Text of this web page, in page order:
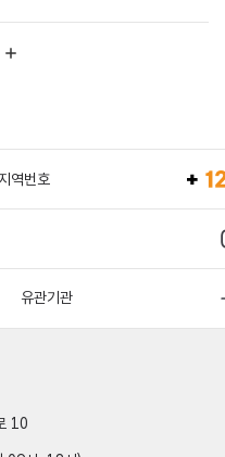
지역번호
유관기관
10